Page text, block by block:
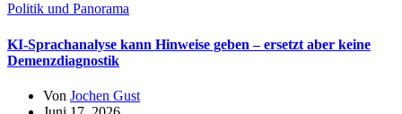
Politik und Panorama
KI-Sprachanalyse kann Hinweise geben – ersetzt aber keine
Demenzdiagnostik
Von Jochen Gust